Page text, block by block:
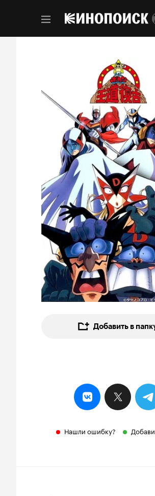
Добавить в
Нашли ошибку?